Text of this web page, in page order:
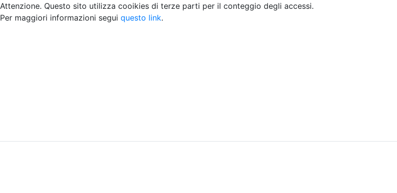
Attenzione. Questo sito utilizza cooikies di terze parti per il conteggio degli accessi.
Per maggiori informazioni segui questo link.